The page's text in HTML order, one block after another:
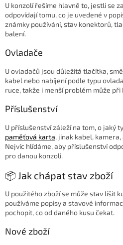
U konzolí řešíme hlavně to, jestli se
odpovídají tomu, co je uvedené v
známky používání, stav konektorů,
balení.
Ovladače
U ovladačů jsou důležitá tlačítka,
kabel nebo nabíjení podle typu
ruce, takže i menší problém může při
Příslušenství
U příslušenství záleží na tom, o jaký
paměťová karta, jinak kabel,
Nejvíc hlídáme, aby příslušenství
pro danou konzoli.
📦 Jak chápat stav zboží
U použitého zboží se může stav lišit
používáme popisy a stavové
pochopit, co od daného kusu čekat.
Nové zboží